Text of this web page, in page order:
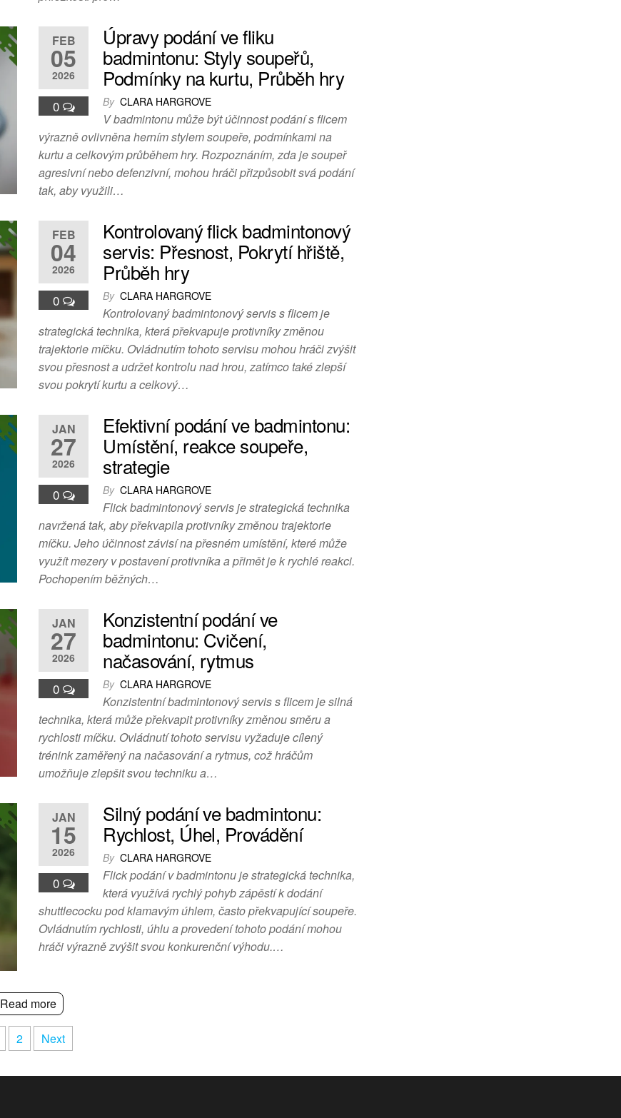
FEB
05
2026
0
Úpravy podání ve fliku
badmintonu: Styly soupeřů,
Podmínky na kurtu, Průběh hry
By CLARA HARGROVE
V badmintonu může být účinnost podání s flicem
výrazně ovlivněna herním stylem soupeře, podmínkami na
kurtu a celkovým průběhem hry. Rozpoznáním, zda je soupeř
agresivní nebo defenzivní, mohou hráči přizpůsobit svá podání
tak, aby využili…
FEB
04
2026
0
Kontrolovaný flick badmintonový
servis: Přesnost, Pokrytí hřiště,
Průběh hry
By CLARA HARGROVE
Kontrolovaný badmintonový servis s flicem je
strategická technika, která překvapuje protivníky změnou
trajektorie míčku. Ovládnutím tohoto servisu mohou hráči zvýšit
svou přesnost a udržet kontrolu nad hrou, zatímco také zlepší
svou pokrytí kurtu a celkový…
JAN
27
2026
0
Efektivní podání ve badmintonu:
Umístění, reakce soupeře,
strategie
By CLARA HARGROVE
Flick badmintonový servis je strategická technika
navržená tak, aby překvapila protivníky změnou trajektorie
míčku. Jeho účinnost závisí na přesném umístění, které může
využít mezery v postavení protivníka a přimět je k rychlé reakci.
Pochopením běžných…
JAN
27
2026
0
Konzistentní podání ve
badmintonu: Cvičení,
načasování, rytmus
By CLARA HARGROVE
Konzistentní badmintonový servis s flicem je silná
technika, která může překvapit protivníky změnou směru a
rychlosti míčku. Ovládnutí tohoto servisu vyžaduje cílený
trénink zaměřený na načasování a rytmus, což hráčům
umožňuje zlepšit svou techniku a…
JAN
15
2026
0
Silný podání ve badmintonu:
Rychlost, Úhel, Provádění
By CLARA HARGROVE
Flick podání v badmintonu je strategická technika,
která využívá rychlý pohyb zápěstí k dodání
shuttlecocku pod klamavým úhlem, často překvapující soupeře.
Ovládnutím rychlosti, úhlu a provedení tohoto podání mohou
hráči výrazně zvýšit svou konkurenční výhodu.…
Read more
2 Next